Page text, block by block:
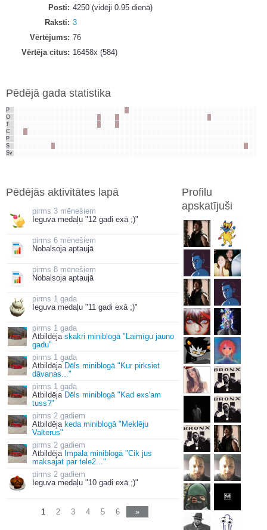
Posti
4250 (vidēji 0.95 dienā)
Raksti
3
Vērtējums
76
Vērtēja citus
16458x (584)
Pēdējā gada statistika
P
O
T
C
P
S
Sv
Pēdējās aktivitātes lapā
3 mēnešiem
Ieguva medaļu "12 gadi exā ;)"
6 mēnešiem
Nobalsoja aptaujā
8 mēnešiem
Nobalsoja aptaujā
1 gada
Ieguva medaļu "11 gadi exā ;)"
1 gada
Atbildēja skakri miniblogā "Laimīgu jauno
gadu"
1 gada
Atbildēja Dēls miniblogā "Kur pirksiet
dāvanas..."
1 gada
Atbildēja Dēls miniblogā "Kad exs'am
tuss?"
2 gadiem
Atbildēja keda miniblogā "Meklēju
Valterus"
2 gadiem
Atbildēja Impala miniblogā "Cik jus
maksajat par tele2..."
2 gadiem
Ieguva medaļu "10 gadi exā ;)"
1 2 3 4 5 6 »
Profilu
apskatījuši